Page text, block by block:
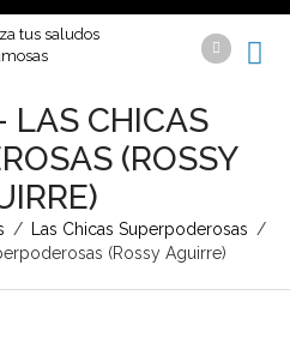
LAS CHICAS
(ROSSY
/ Las Chicas Superpoderosas /
(Rossy Aguirre)